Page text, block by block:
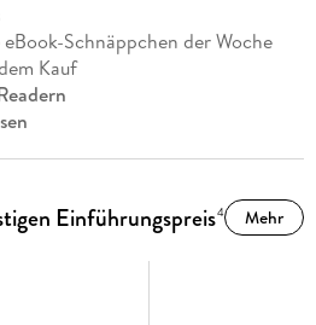
eBook-Schnäppchen der Woche
Kauf
Einführungspreis4 Mehr